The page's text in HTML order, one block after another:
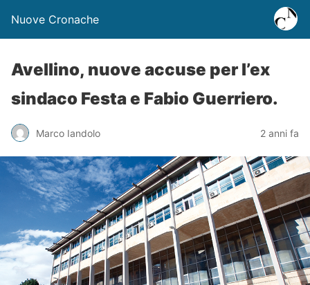
Nuove Cronache
Avellino, nuove accuse per l’ex
sindaco Festa e Fabio Guerriero.
Marco Iandolo 2 anni fa